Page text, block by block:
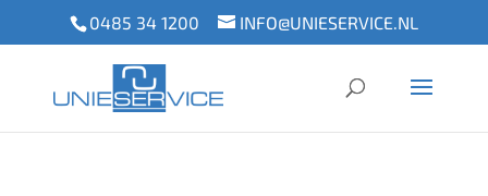
0485 34 1200 INFO@UNIESERVICE.NL